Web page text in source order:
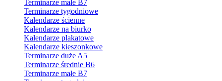
Terminarze małe B7
Terminarze tygodniowe
Kalendarze ścienne
Kalendarze na biurko
Kalendarze plakatowe
Kalendarze kieszonkowe
Terminarze duże A5
Terminarze średnie B6
Terminarze małe B7